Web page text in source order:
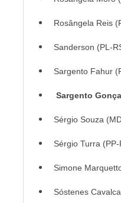
Rosângela Reis
Sanderson (PL-
Sargento Fahur
Sargento
Sérgio Souza
Sérgio Turra (PP-
Simone
Sóstenes